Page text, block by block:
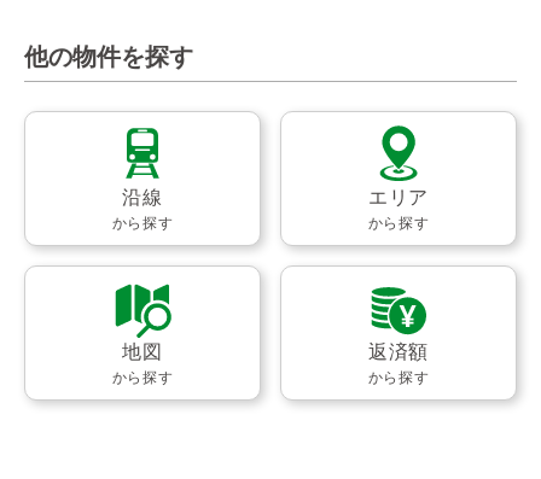
他の物件を探す
沿線
から探す
エリア
から探す
地図
から探す
返済額
から探す